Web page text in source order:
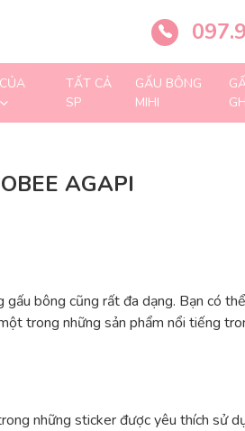
TẤT CẢ
SP
GẤU BÔNG
MIHI
AGAPI
bông cũng rất đa dạng. Bạn có
trong những sản phẩm nổi tiếng
những sticker được yêu thích sử